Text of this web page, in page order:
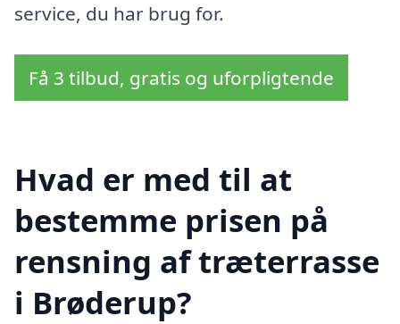
service, du har brug for.
Få 3 tilbud, gratis og uforpligtende
Hvad er med til at
bestemme prisen på
rensning af træterrasse
i Brøderup?